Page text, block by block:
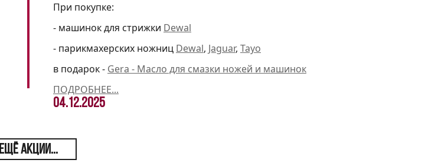
При покупке:
- машинок для стрижки Dewal
- парикмахерских ножниц Dewal, Jaguar, Tayo
в подарок - Gera - Масло для смазки ножей и машинок
ПОДРОБНЕЕ...
04.12.2025
ЕЩЁ АКЦИИ...